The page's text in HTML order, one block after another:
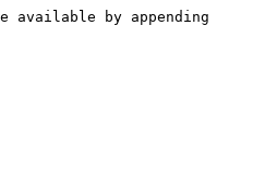
available by appending